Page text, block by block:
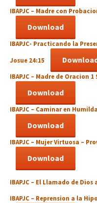
IBAPJC – Madre con
Download
IBAPJC- Practicando la
Josue 24:15
IBAPJC – Madre de Oracion 1
Download
IBAPJC – Caminar en
Download
IBAPJC – Mujer Virtuosa –
Download
IBAPJC – El Llamado de Dios
IBAPJC – Reprension a la